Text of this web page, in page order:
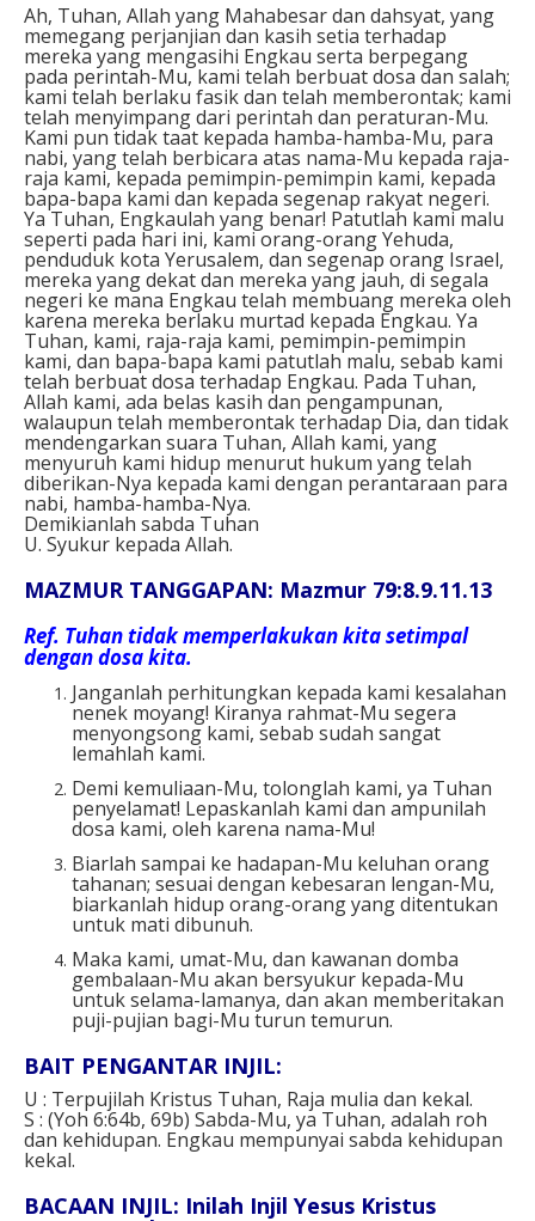
Ah, Tuhan, Allah yang Mahabesar dan dahsyat, yang
memegang perjanjian dan kasih setia terhadap
mereka yang mengasihi Engkau serta berpegang
pada perintah-Mu, kami telah berbuat dosa dan salah;
kami telah berlaku fasik dan telah memberontak; kami
telah menyimpang dari perintah dan peraturan-Mu.
Kami pun tidak taat kepada hamba-hamba-Mu, para
nabi, yang telah berbicara atas nama-Mu kepada raja-
raja kami, kepada pemimpin-pemimpin kami, kepada
bapa-bapa kami dan kepada segenap rakyat negeri.
Ya Tuhan, Engkaulah yang benar! Patutlah kami malu
seperti pada hari ini, kami orang-orang Yehuda,
penduduk kota Yerusalem, dan segenap orang Israel,
mereka yang dekat dan mereka yang jauh, di segala
negeri ke mana Engkau telah membuang mereka oleh
karena mereka berlaku murtad kepada Engkau. Ya
Tuhan, kami, raja-raja kami, pemimpin-pemimpin
kami, dan bapa-bapa kami patutlah malu, sebab kami
telah berbuat dosa terhadap Engkau. Pada Tuhan,
Allah kami, ada belas kasih dan pengampunan,
walaupun telah memberontak terhadap Dia, dan tidak
mendengarkan suara Tuhan, Allah kami, yang
menyuruh kami hidup menurut hukum yang telah
diberikan-Nya kepada kami dengan perantaraan para
nabi, hamba-hamba-Nya.
Demikianlah sabda Tuhan
U. Syukur kepada Allah.
MAZMUR TANGGAPAN: Mazmur 79:8.9.11.13
Ref. Tuhan tidak memperlakukan kita setimpal
dengan dosa kita.
Janganlah perhitungkan kepada kami kesalahan
nenek moyang! Kiranya rahmat-Mu segera
menyongsong kami, sebab sudah sangat
lemahlah kami.
Demi kemuliaan-Mu, tolonglah kami, ya Tuhan
penyelamat! Lepaskanlah kami dan ampunilah
dosa kami, oleh karena nama-Mu!
Biarlah sampai ke hadapan-Mu keluhan orang
tahanan; sesuai dengan kebesaran lengan-Mu,
biarkanlah hidup orang-orang yang ditentukan
untuk mati dibunuh.
Maka kami, umat-Mu, dan kawanan domba
gembalaan-Mu akan bersyukur kepada-Mu
untuk selama-lamanya, dan akan memberitakan
puji-pujian bagi-Mu turun temurun.
BAIT PENGANTAR INJIL:
U : Terpujilah Kristus Tuhan, Raja mulia dan kekal.
S : (Yoh 6:64b, 69b) Sabda-Mu, ya Tuhan, adalah roh
dan kehidupan. Engkau mempunyai sabda kehidupan
kekal.
BACAAN INJIL: Inilah Injil Yesus Kristus